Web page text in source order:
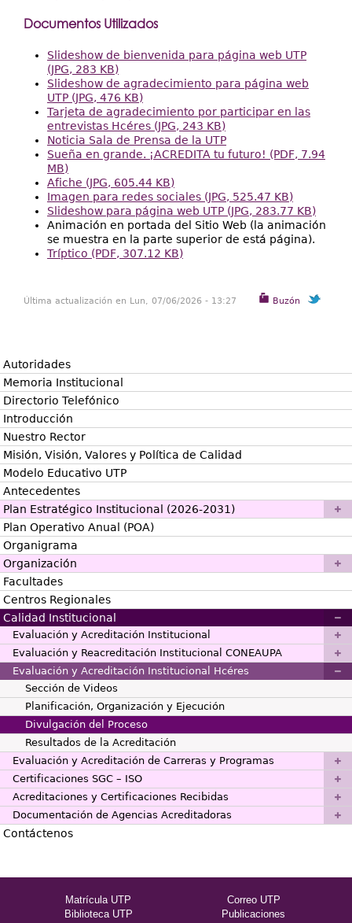
Documentos Utilizados
Slideshow de bienvenida para página web UTP
(JPG, 283 KB)
Slideshow de agradecimiento para página web
UTP (JPG, 476 KB)
Tarjeta de agradecimiento por participar en las
entrevistas Hcéres (JPG, 243 KB)
Noticia Sala de Prensa de la UTP
Sueña en grande. ¡ACREDITA tu futuro! (PDF, 7.94
MB)
Afiche (JPG, 605.44 KB)
Imagen para redes sociales (JPG, 525.47 KB)
Slideshow para página web UTP (JPG, 283.77 KB)
Animación en portada del Sitio Web (la animación
se muestra en la parte superior de está página).
Tríptico (PDF, 307.12 KB)
Buzón
Última actualización en Lun, 07/06/2026 - 13:27
Autoridades
Memoria Institucional
Directorio Telefónico
Introducción
Nuestro Rector
Misión, Visión, Valores y Política de Calidad
Modelo Educativo UTP
Antecedentes
Plan Estratégico Institucional (2026-2031)
Plan Operativo Anual (POA)
Organigrama
Organización
Facultades
Centros Regionales
Calidad Institucional
Evaluación y Acreditación Institucional
Evaluación y Reacreditación Institucional CONEAUPA
Evaluación y Acreditación Institucional Hcéres
Sección de Videos
Planificación, Organización y Ejecución
Divulgación del Proceso
Resultados de la Acreditación
Evaluación y Acreditación de Carreras y Programas
Certificaciones SGC – ISO
Acreditaciones y Certificaciones Recibidas
Documentación de Agencias Acreditadoras
Contáctenos
Matrícula UTP
Correo UTP
Biblioteca UTP
Publicaciones